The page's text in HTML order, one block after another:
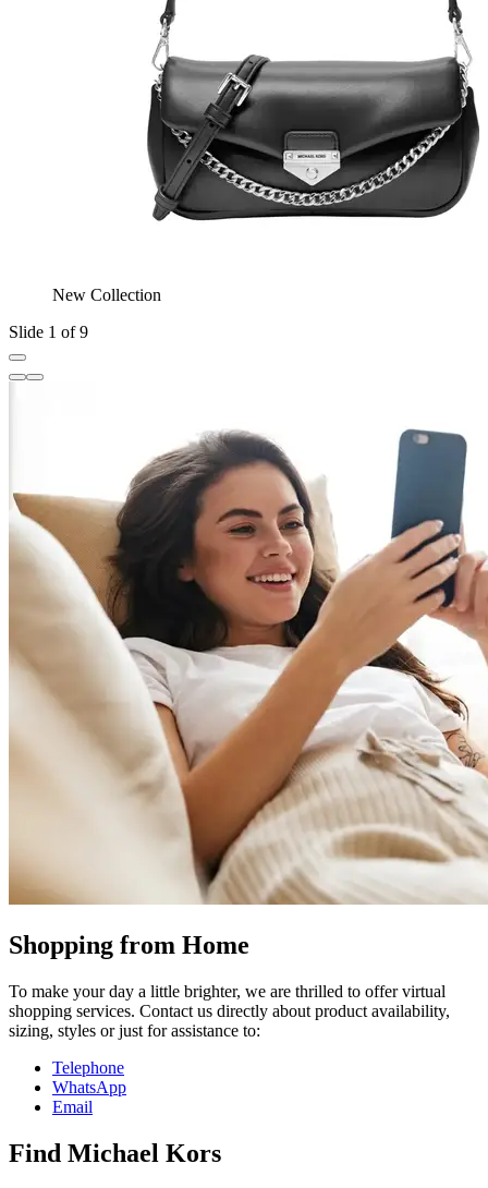
New Collection
Slide 1 of 9
Shopping from Home
To make your day a little brighter, we are thrilled to offer virtual
shopping services. Contact us directly about product availability,
sizing, styles or just for assistance to:
Telephone
WhatsApp
Email
Find Michael Kors